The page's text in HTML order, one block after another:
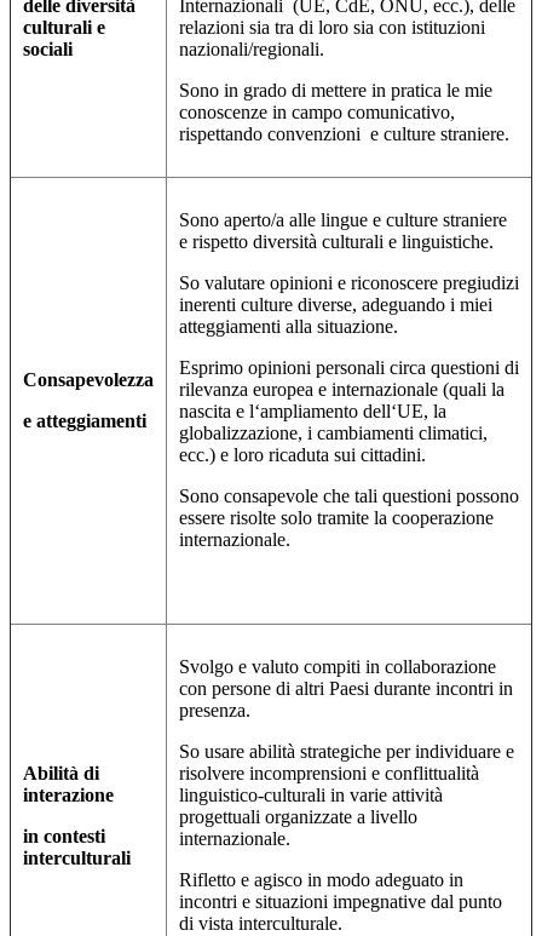
delle diversità
culturali e
sociali
Internazionali (UE, CdE, ONU, ecc.), delle
relazioni sia tra di loro sia con istituzioni
nazionali/regionali.
Sono in grado di mettere in pratica le mie
conoscenze in campo comunicativo,
rispettando convenzioni e culture straniere.
Consapevolezza
e atteggiamenti
Sono aperto/a alle lingue e culture straniere
e rispetto diversità culturali e linguistiche.
So valutare opinioni e riconoscere pregiudizi
inerenti culture diverse, adeguando i miei
atteggiamenti alla situazione.
Esprimo opinioni personali circa questioni di
rilevanza europea e internazionale (quali la
nascita e l‘ampliamento dell‘UE, la
globalizzazione, i cambiamenti climatici,
ecc.) e loro ricaduta sui cittadini.
Sono consapevole che tali questioni possono
essere risolte solo tramite la cooperazione
internazionale.
Abilità di
interazione
in contesti
interculturali
Svolgo e valuto compiti in collaborazione
con persone di altri Paesi durante incontri in
presenza.
So usare abilità strategiche per individuare e
risolvere incomprensioni e conflittualità
linguistico-culturali in varie attività
progettuali organizzate a livello
internazionale.
Rifletto e agisco in modo adeguato in
incontri e situazioni impegnative dal punto
di vista interculturale.